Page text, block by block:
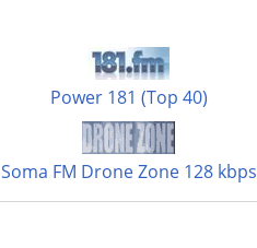
Power 181 (Top 40)
Soma FM Drone Zone 128 kbps